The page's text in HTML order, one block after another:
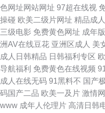
色网址网站网址 97超在线视
操碰 欧美二级片网址 精品成
三级电影 免费黄色网址 成年
洲AV在线豆花 亚洲区成人 美
成人日韩精品 日韩福利专区
导航福利 免费黄色在线视频
成人在线无码 91黑料不 国产
码国产二品 欧美一及片 激情
www 成年人伦理片 高清日韩